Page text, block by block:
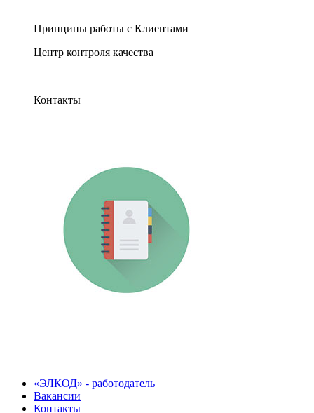
Принципы работы с Клиентами
Центр контроля качества
Контакты
«ЭЛКОД» - работодатель
Вакансии
Контакты